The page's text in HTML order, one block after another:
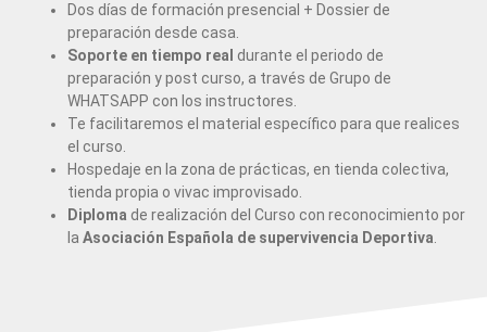
Dos días de formación presencial + Dossier de
preparación desde casa.
Soporte en tiempo real durante el periodo de
preparación y post curso, a través de Grupo de
WHATSAPP con los instructores.
Te facilitaremos el material específico para que realices
el curso.
Hospedaje en la zona de prácticas, en tienda colectiva,
tienda propia o vivac improvisado.
Diploma de realización del Curso con reconocimiento por
la Asociación Española de supervivencia Deportiva.